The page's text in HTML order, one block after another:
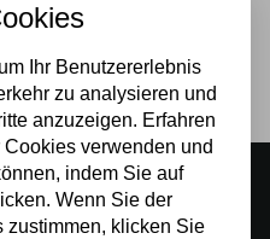
Nein
in Rijssen
Ihr Benutzererlebnis
zu analysieren und
anzuzeigen. Erfahren
verwenden und
indem Sie auf
Wenn Sie der
zustimmen, klicken Sie